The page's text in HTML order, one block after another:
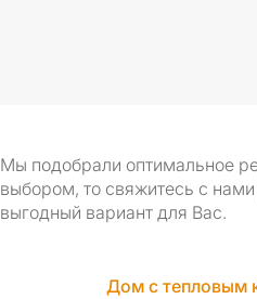
Мы подобрали оптимальное
выбором, то свяжитесь с
выгодный вариант для Вас.
Дом с тепловым